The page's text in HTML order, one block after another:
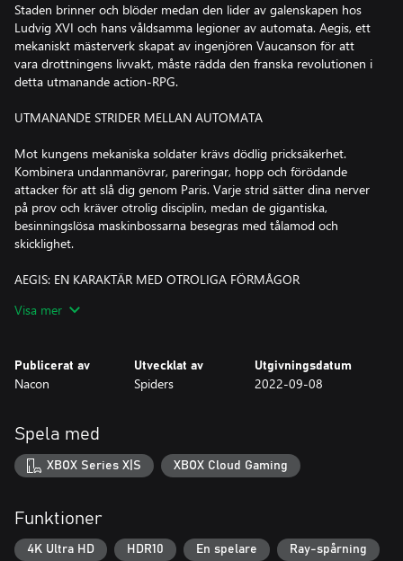
Staden brinner och blöder medan den lider av galenskapen hos
Ludvig XVI och hans våldsamma legioner av automata. Aegis, ett
mekaniskt mästerverk skapat av ingenjören Vaucanson för att
vara drottningens livvakt, måste rädda den franska revolutionen i
detta utmanande action-RPG.
UTMANANDE STRIDER MELLAN AUTOMATA
Mot kungens mekaniska soldater krävs dödlig pricksäkerhet.
Kombinera undanmanövrar, pareringar, hopp och förödande
attacker för att slå dig genom Paris. Varje strid sätter dina nerver
på prov och kräver otrolig disciplin, medan de gigantiska,
besinningslösa maskinbossarna besegras med tålamod och
skicklighet.
AEGIS: EN KARAKTÄR MED OTROLIGA FÖRMÅGOR
Skapa din en egen stil och uppgradera dina förmågor när du tar
elementens konster. Använd dig av en rad olika vapen och
färdigheter för att ta dig an varje strid på ditt eget unika sätt.
REVOLUTIONENS PARIS ÄR DIN LEKSTUGA
Med kärror, änterhakar, hemliga passager, en detaljerad karta
och andra metoder och redskap du hittar på vägen, kan du
änterhake tillför en helt ny dimension i utforskandet och Paris
ger den dig åtkomst till stadens hemligheter i flera olika nivåer
Visa mer
Publicerat av
Nacon
Utvecklat av
Spiders
Utgivningsdatum
2022-09-08
Spela med
XBOX Series X|S XBOX Cloud Gaming
Funktioner
4K Ultra HD HDR10 En spelare Ray-spårning